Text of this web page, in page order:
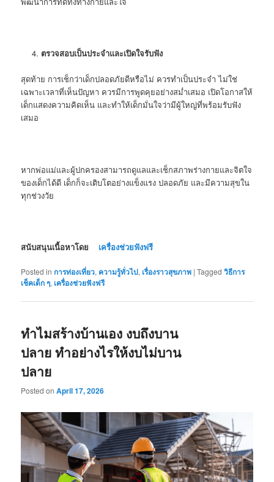
ตรวจสอบเป็นประจำและเปิดใจรับฟัง
สุดท้าย การเช็กว่าเด็กปลอดภัยดีหรือไม่ ควรทำเป็นประจำ ไม่ใช่
เฉพาะเวลาที่เห็นปัญหา ควรมีการพูดคุยอย่างสม่ำเสมอ เปิดโอกาสให้
เด็กแสดงความคิดเห็น และทำให้เด็กมั่นใจว่ามีผู้ใหญ่ที่พร้อมรับฟัง
เสมอ
หากพ่อแม่และผู้ปกครองสามารถดูแลและเช็กสภาพร่างกายและจิตใจ
ของเด็กได้ดี เด็กก็จะเติบโตอย่างแข็งแรง ปลอดภัย และมีความสุขใน
ทุกช่วงวัย
สนับสนุนเนื้อหาโดย เครื่องช่วยฟังฟรี
Posted in การท่องเที่ยว, ความรู้ทั่วไป, เรื่องราวสุขภาพ |Tagged วิธีการ
เช็คเด็ก ๆ, เครื่องช่วยฟังฟรี
ทำไมสร้างบ้านเอง งบถึงบาน
ปลาย ทำอย่างไรให้งบไม่บาน
ปลาย
Posted onApril 17, 2026